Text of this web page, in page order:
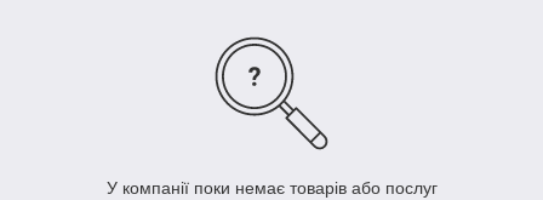
У компанії поки немає товарів або послуг